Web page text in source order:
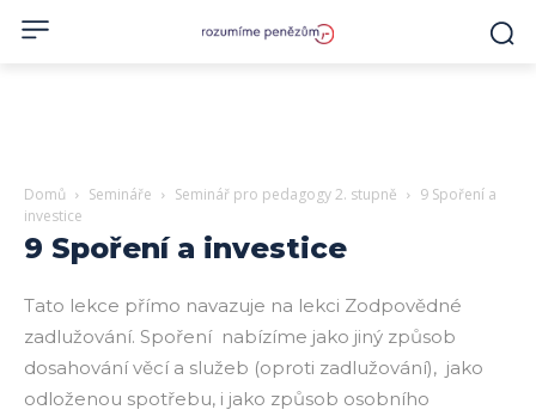
Domů Semináře Seminář pro pedagogy 2. stupně
9 Spoření a
investice
9 Spoření a investice
Tato lekce přímo navazuje na lekci Zodpovědné
zadlužování. Spoření nabízíme jako jiný způsob
dosahování věcí a služeb (oproti zadlužování), jako
odloženou spotřebu, i jako způsob osobního